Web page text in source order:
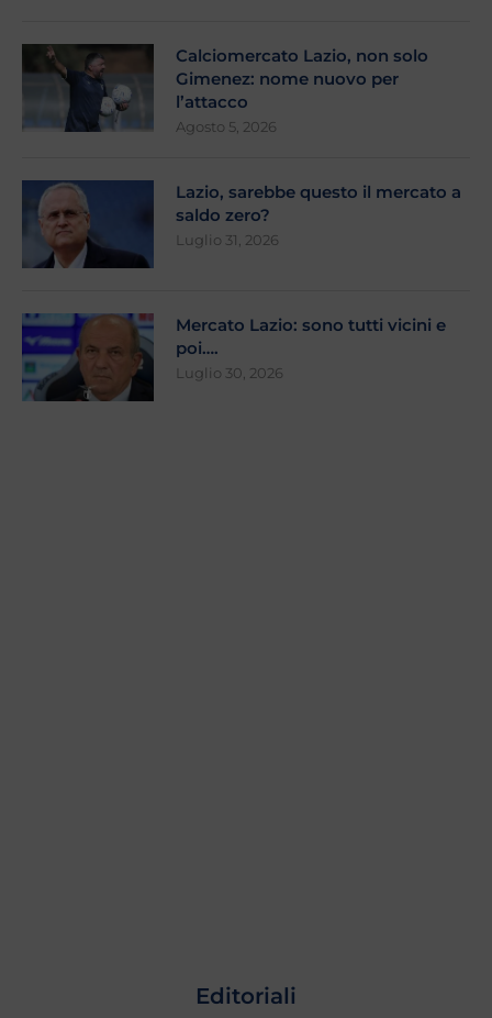
Calciomercato Lazio, non solo
Gimenez: nome nuovo per
l’attacco
Agosto 5, 2026
Lazio, sarebbe questo il mercato a
saldo zero?
Luglio 31, 2026
Mercato Lazio: sono tutti vicini e
poi….
Luglio 30, 2026
Editoriali